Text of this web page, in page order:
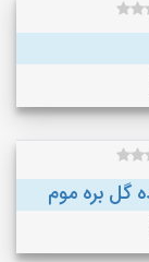
گل بره موم